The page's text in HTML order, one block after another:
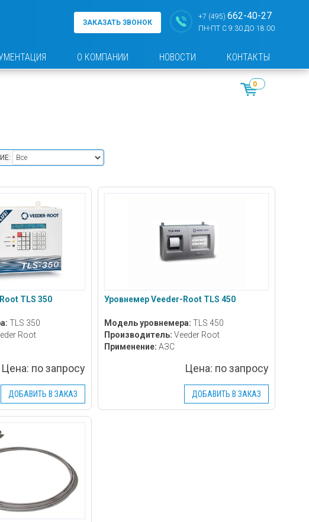
ЗАКАЗАТЬ ЗВОНОК
+7 (495) 662-40-27
ПН-ПТ С 9:30 ДО 18:00
О КОМПАНИИ НОВОСТИ КОНТАКТЫ
0
TLS 350
TLS 350
Root
Цена: по запросу
ДОБАВИТЬ В ЗАКАЗ
Уровнемер Veeder-Root TLS 450
Модель уровнемера: TLS 450
Производитель: Veeder Root
Применение: АЗС
Цена: по запросу
ДОБАВИТЬ В ЗАКАЗ